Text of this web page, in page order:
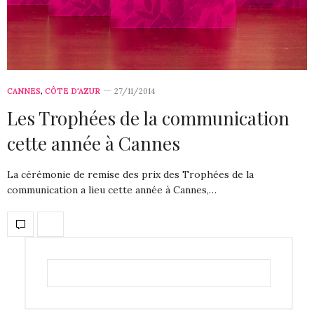
CANNES, CÔTE D'AZUR 27/11/2014
Les Trophées de la communication
cette année à Cannes
La cérémonie de remise des prix des Trophées de la
communication a lieu cette année à Cannes,…